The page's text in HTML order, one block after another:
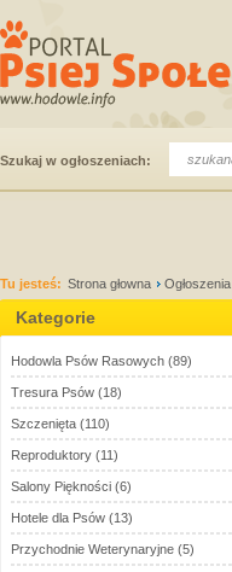
Szukaj w ogłoszeniach:
Tu jesteś: Strona głowna Ogłoszenia
Kategorie
Hodowla Psów Rasowych (89)
Tresura Psów (18)
Szczenięta (110)
Reproduktory (11)
Salony Piękności (6)
Hotele dla Psów (13)
Przychodnie Weterynaryjne (5)